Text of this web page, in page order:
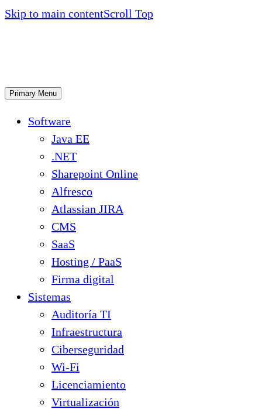
Skip to main contentScroll Top
Primary Menu
Software
Java EE
.NET
Sharepoint Online
Alfresco
Atlassian JIRA
CMS
SaaS
Hosting / PaaS
Firma digital
Sistemas
Auditoría TI
Infraestructura
Ciberseguridad
Wi-Fi
Licenciamiento
Virtualización